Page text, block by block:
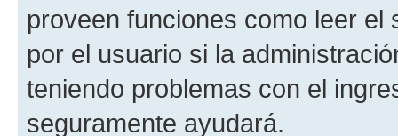
proveen funciones como leer el
por el usuario si la
teniendo problemas con el
seguramente ayudará.